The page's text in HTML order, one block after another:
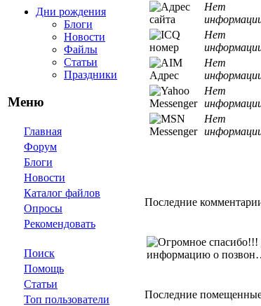
Дни рождения
Блоги
Новости
Файлы
Статьи
Праздники
Меню
Главная
Форум
Блоги
Новости
Каталог файлов
Опросы
Рекомендовать
Поиск
Помощь
Статьи
Топ пользователи
Нет
Нет
Нет
Нет
Нет
Последние
Последние